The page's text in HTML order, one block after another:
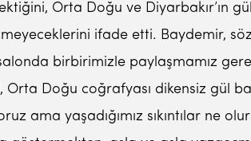
Orta Doğu ve Diyarbakır’ın
ifade etti. Baydemir,
birbirimizle paylaşmamız
Orta Doğu coğrafyası dikensiz gül
ama yaşadığımız sıkıntılar